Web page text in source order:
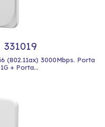
331019
(802.11ax) 3000Mbps. Porta
+ Porta...